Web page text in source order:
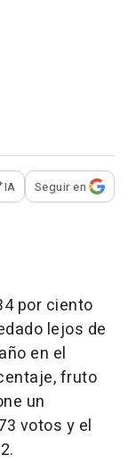
para
IA Seguir en
por ciento
lejos de
en el
fruto
un
votos y el